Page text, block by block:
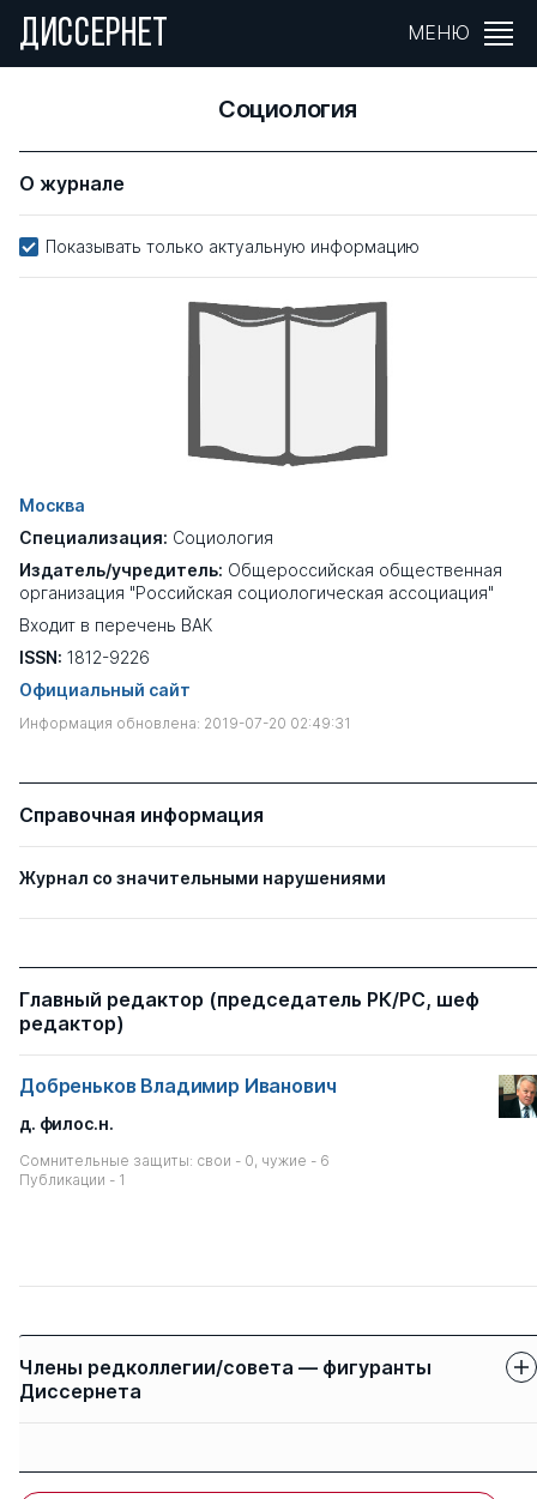
ДИССЕРНЕТ МЕНЮ
Социология
О журнале
Показывать только актуальную информацию
Москва
Специализация: Социология
Издатель/учредитель: Общероссийская общественная
организация "Российская социологическая ассоциация"
Входит в перечень ВАК
ISSN: 1812-9226
Официальный сайт
Информация обновлена: 2019-07-20 02:49:31
Справочная информация
Журнал со значительными нарушениями
Главный редактор (председатель РК/РС, шеф
редактор)
Добреньков Владимир Иванович
д. филос.н.
Сомнительные защиты: свои - 0, чужие - 6
Публикации - 1
Члены редколлегии/совета — фигуранты
Диссернета